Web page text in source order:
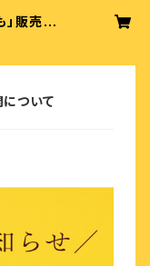
」販売再
について